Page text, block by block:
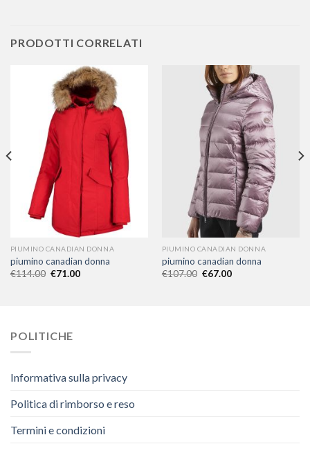
PRODOTTI CORRELATI
PIUMINO CANADIAN DONNA
piumino canadian donna
€114.00 €71.00
PIUMINO CANADIAN DONNA
piumino canadian donna
€107.00 €67.00
POLITICHE
Informativa sulla privacy
Politica di rimborso e reso
Termini e condizioni